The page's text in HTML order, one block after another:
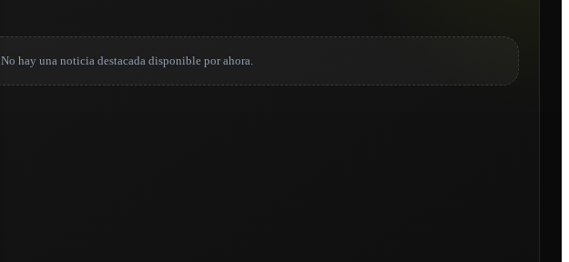
No hay una noticia destacada disponible por ahora.